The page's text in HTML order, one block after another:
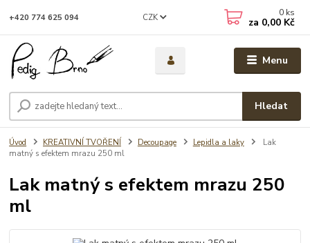
Menu
CZK
Hledat
+420 774 625 094 0 ks
za 0,00 Kč
Úvod KREATIVNÍ TVOŘENÍ Decoupage Lepidla a laky
Lak
matný s efektem mrazu 250 ml
Lak matný s efektem mrazu 250
ml